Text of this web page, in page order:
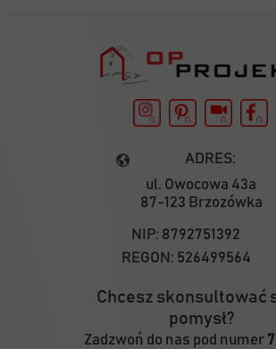
NIP: 8792751392
REGON: 526499564
Chcesz skonsultować
pomysł?
Zadzwoń do nas pod numer
ADRES:
ul. Owocowa 43a
87-123 Brzozówka